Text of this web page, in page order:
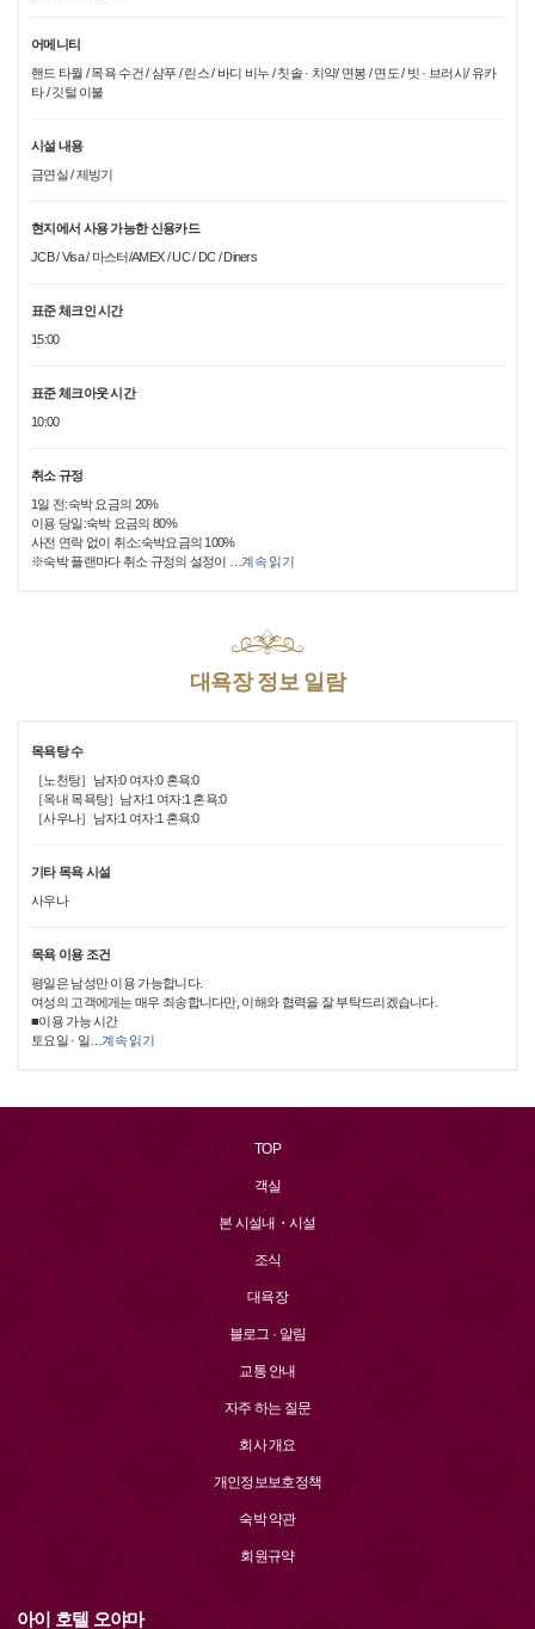
어메니티
핸드 타월 / 목욕 수건 / 샴푸 / 린스 / 바디 비누 / 칫솔 · 치약/ 면봉 / 면도 / 빗 · 브러시/ 유카
타 / 깃털 이불
시설 내용
금연실 / 제빙기
현지에서 사용 가능한 신용카드
JCB / Visa / 마스터/AMEX / UC / DC / Diners
표준 체크인 시간
15:00
표준 체크아웃 시간
10:00
취소 규정
1일 전:숙박 요금의 20%
이용 당일:숙박 요금의 80%
사전 연락 없이 취소:숙박요금의 100%
※숙박 플랜마다 취소 규정의 설정이
계속 읽기
대욕장 정보 일람
목욕탕 수
［노천탕］남자:0 여자:0 혼욕:0
［옥내 목욕탕］남자:1 여자:1 혼욕:0
［사우나］남자:1 여자:1 혼욕:0
기타 목욕 시설
사우나
목욕 이용 조건
평일은 남성만 이용 가능합니다.
여성의 고객에게는 매우 죄송합니다만, 이해와 협력을 잘 부탁드리겠습니다.
■이용 가능 시간
토요일 · 일
계속 읽기
TOP
객실
본 시설내・시설
조식
대욕장
블로그 · 알림
교통 안내
자주 하는 질문
회사 개요
개인정보보호정책
숙박 약관
회원규약
아이 호텔 오야마